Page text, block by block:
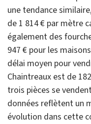
une tendance
de 1 814 € par mètre
également des
947 € pour les
délai moyen pour
Chaintreaux est de
trois pièces se
données reflètent un
évolution dans cette